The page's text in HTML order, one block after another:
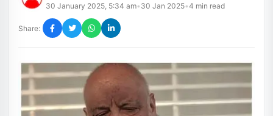
30 January 2025, 5:34 am• 30 Jan 2025•4 min read
Share: